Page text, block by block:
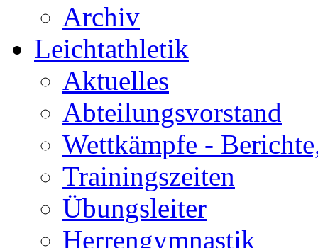
Archiv
Leichtathletik
Aktuelles
Abteilungsvorstand
Wettkämpfe -
Trainingszeiten
Übungsleiter
Herrengymnastik